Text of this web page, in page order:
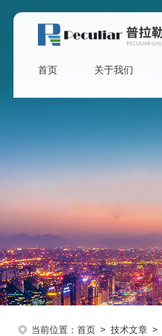
首页 关于我们
当前位置： 首页> 技术文章>